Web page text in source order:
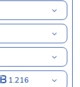
1.216